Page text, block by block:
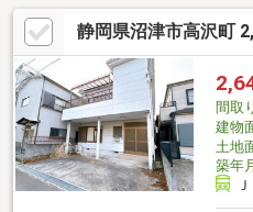
車で7分！◎車で約2分の新沼津カ
様々なゴルフ場がございます！※設
先致します。 ※こちらの物件は売
は日程の調整が必要となりますの
静岡県沼津市高沢町
間取
建物
土地
築年